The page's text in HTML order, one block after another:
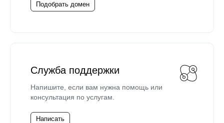
Подобрать домен
Служба поддержки
Напишите, если вам нужна помощь или
консультация по услугам.
Написать